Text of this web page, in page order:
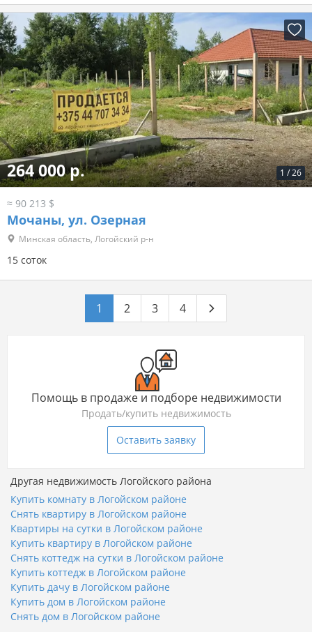
1 /26
264 000 р.
≈ 90 213 $
Мочаны, ул. Озерная
Минская область, Логойский р-н
15 соток
1 2 3 4
Помощь в продаже и подборе недвижимости
Продать/купить недвижимость
Оставить заявку
Другая недвижимость Логойского района
Купить комнату в Логойском районе
Снять квартиру в Логойском районе
Квартиры на сутки в Логойском районе
Купить квартиру в Логойском районе
Снять коттедж на сутки в Логойском районе
Купить коттедж в Логойском районе
Купить дачу в Логойском районе
Купить дом в Логойском районе
Снять дом в Логойском районе